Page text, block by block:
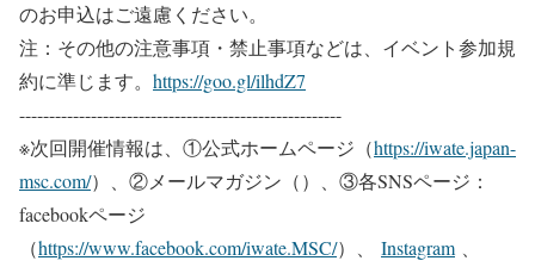
のお申込はご遠慮ください。
注：その他の注意事項・禁止事項などは、イベント参加規
約に準じます。 https://goo.gl/ilhdZ7
------------------------------------------------------
※次回開催情報は、①公式ホームページ（https://iwate.japan-
msc.com/）、②メールマガジン（）、③各SNSページ：
facebookページ
（https://www.facebook.com/iwate.MSC/）、 Instagram、